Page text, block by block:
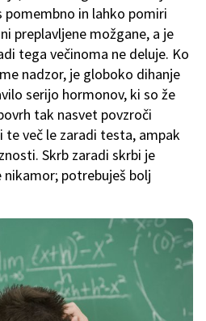
pomembno in lahko pomiri
preplavljene možgane, a je
tega večinoma ne deluje. Ko
nadzor, je globoko dihanje
serijo hormonov, ki so že
tak nasvet povzroči
več le zaradi testa, ampak
Skrb zaradi skrbi je
nikamor; potrebuješ bolj